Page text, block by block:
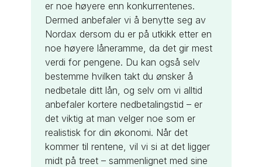
er noe høyere enn konkurrentenes.
Dermed anbefaler vi å benytte seg av
Nordax dersom du er på utkikk etter en
noe høyere låneramme, da det gir mest
verdi for pengene. Du kan også selv
bestemme hvilken takt du ønsker å
nedbetale ditt lån, og selv om vi alltid
anbefaler kortere nedbetalingstid – er
det viktig at man velger noe som er
realistisk for din økonomi. Når det
kommer til rentene, vil vi si at det ligger
midt på treet – sammenlignet med sine